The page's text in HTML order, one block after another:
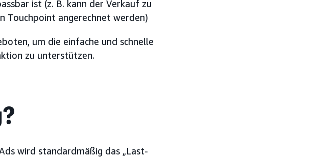
ist (z. B. kann der Verkauf zu
Touchpoint angerechnet werden)
um die einfache und schnelle
zu unterstützen.
wird standardmäßig das „Last-